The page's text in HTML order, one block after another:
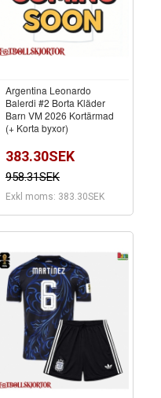
Argentina Leonardo
Balerdi #2 Borta Kläder
Barn VM 2026 Kortärmad
(+ Korta byxor)
383.30SEK
958.31SEK
Exkl moms: 383.30SEK